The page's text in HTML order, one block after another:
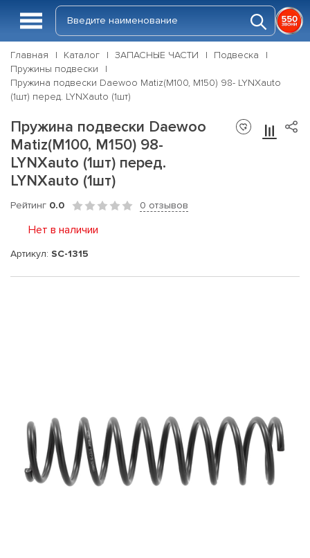
Главная Каталог ЗАПАСНЫЕ ЧАСТИ
Подвеска
Пружины подвески
Пружина подвески Daewoo Matiz(M100, M150) 98- LYNXauto
(1шт) перед. LYNXauto (1шт)
Пружина подвески Daewoo
Matiz(M100, M150) 98-
LYNXauto (1шт) перед.
LYNXauto (1шт)
Рейтинг 0.0 0 отзывов
Нет в наличии
Артикул: SC-1315